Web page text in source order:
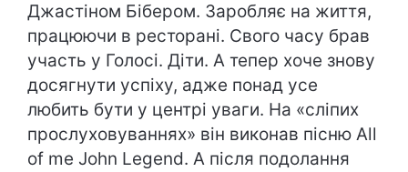
Джастіном Бібером. Заробляє на життя,
працюючи в ресторані. Свого часу брав
участь у Голосі. Діти. А тепер хоче знову
досягнути успіху, адже понад усе
любить бути у центрі уваги. На «сліпих
прослуховуваннях» він виконав пісню All
of me John Legend. А після подолання